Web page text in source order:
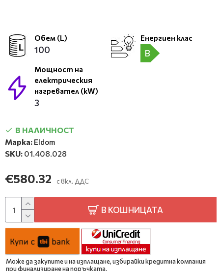
Обем (L)
100
Енергиен клас
B
Мощност на
електрическия
нагревател (kW)
3
В НАЛИЧНОСТ
Марка: Eldom
SKU: 01.408.028
€580.32 с вкл. ДДС
В КОШНИЦАТА
Може да закупите и на изплащане, избирайки кредитна компания
при финализиране на поръчката.